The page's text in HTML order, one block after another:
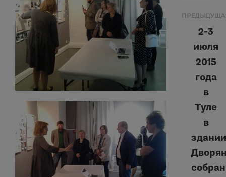
Навигация
по
записям
2-3
июля
2015
года
в
Туле
в
здании